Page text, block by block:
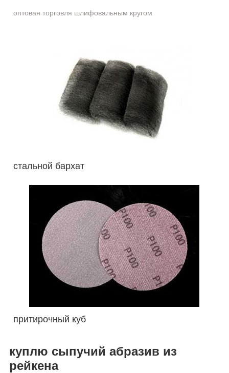
оптовая торговля шлифовальным кругом
стальной бархат
притирочный куб
куплю сыпучий абразив из
рейкена